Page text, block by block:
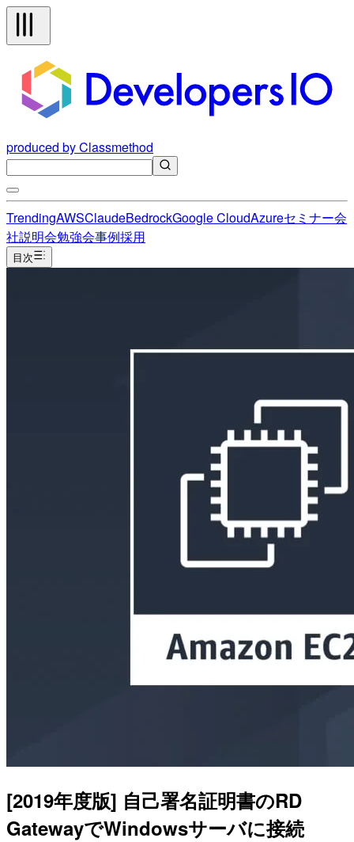
produced by Classmethod
TrendingAWSClaudeBedrockGoogle CloudAzureセミナー会
社説明会勉強会事例採用
目次
[2019年度版] 自己署名証明書のRD
GatewayでWindowsサーバに接続